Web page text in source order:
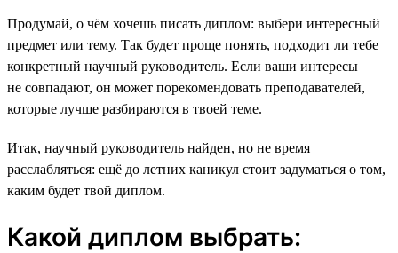
Продумай, о чём хочешь писать диплом: выбери интересный
предмет или тему. Так будет проще понять, подходит ли тебе
конкретный научный руководитель. Если ваши интересы
не совпадают, он может порекомендовать преподавателей,
которые лучше разбираются в твоей теме.
Итак, научный руководитель найден, но не время
расслабляться: ещё до летних каникул стоит задуматься о том,
каким будет твой диплом.
Какой диплом выбрать: